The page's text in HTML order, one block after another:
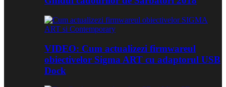
VIDEO: Cum actualizezi firmwareul
obiectivelor Sigma ART cu adaptorul USB
Dock